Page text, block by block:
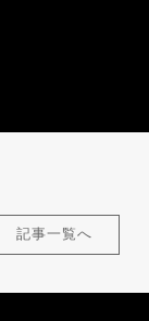
記事一覧へ